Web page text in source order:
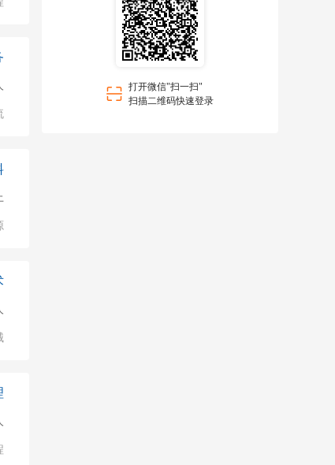
打开微信"扫一扫"
扫描二维码快速登录